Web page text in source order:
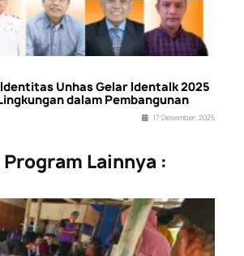
Unhas Gelar Identalk 2025
dalam Pembangunan
17 Desember, 2025
Lainnya :